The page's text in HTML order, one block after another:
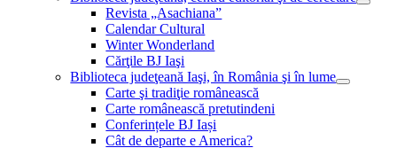
Revista „Asachiana”
Calendar Cultural
Winter Wonderland
Cărţile BJ Iaşi
Biblioteca judeţeană Iaşi, în România şi în lume
Carte şi tradiţie românească
Carte românească pretutindeni
Conferințele BJ Iași
Cât de departe e America?